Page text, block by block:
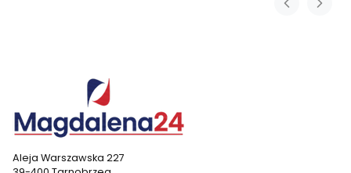
Aleja Warszawska 227